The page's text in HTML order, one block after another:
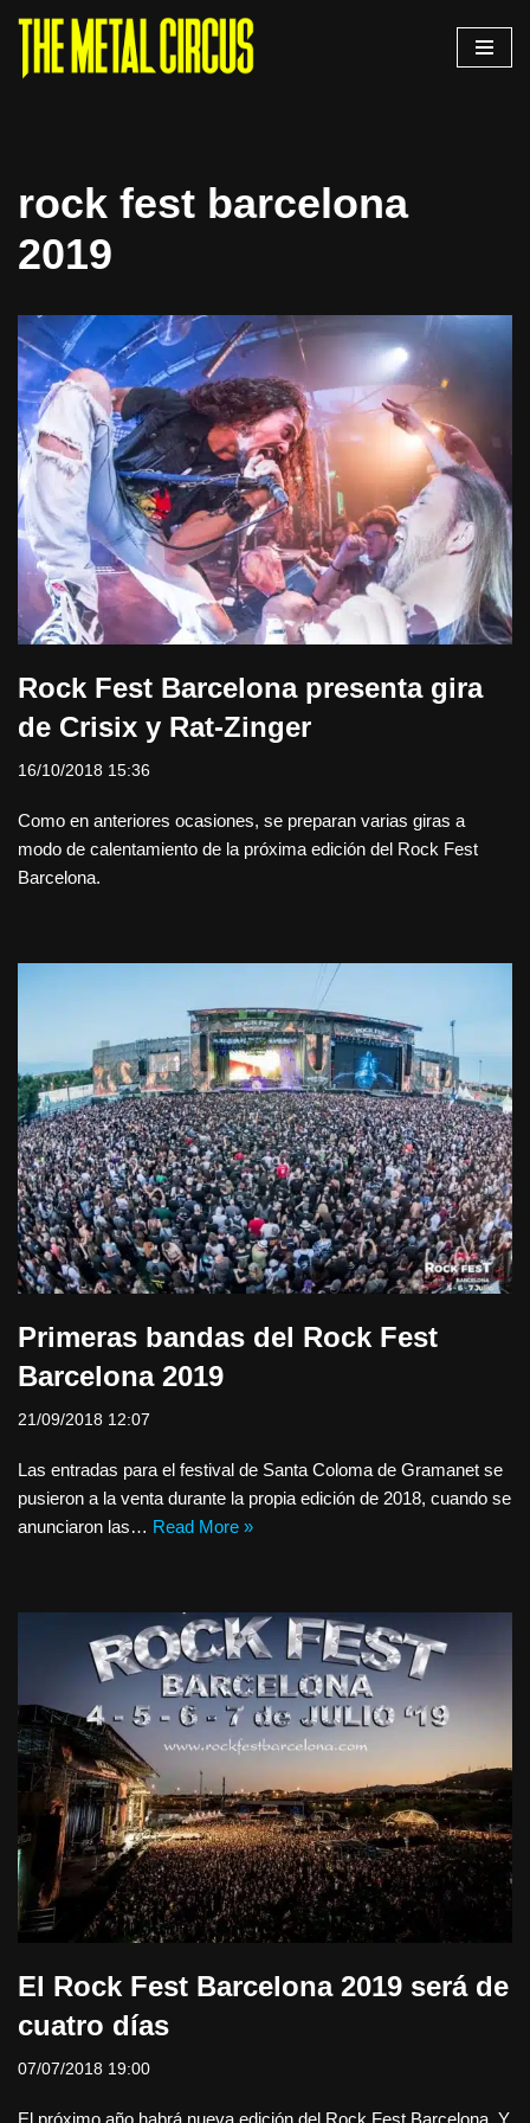
Saltar
rock fest barcelona
2019
Rock Fest Barcelona presenta gira
de Crisix y Rat-Zinger
16/10/2018 15:36
Como en anteriores ocasiones, se preparan varias giras a
modo de calentamiento de la próxima edición del Rock Fest
Barcelona.
Primeras bandas del Rock Fest
Barcelona 2019
21/09/2018 12:07
Las entradas para el festival de Santa Coloma de Gramanet se
pusieron a la venta durante la propia edición de 2018, cuando se
anunciaron las… Read More »
El Rock Fest Barcelona 2019 será de
cuatro días
07/07/2018 19:00
El próximo año habrá nueva edición del Rock Fest Barcelona. Y,